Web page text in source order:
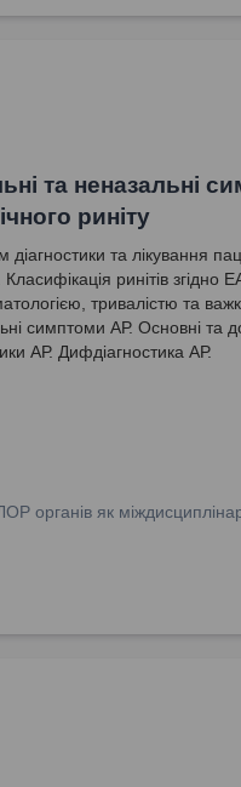
та неназальні
риніту
діагностики та лікування
Класифікація ринітів згідно
тривалістю та
симптоми АР. Основні та
АР. Дифдіагностика АР.
органів як